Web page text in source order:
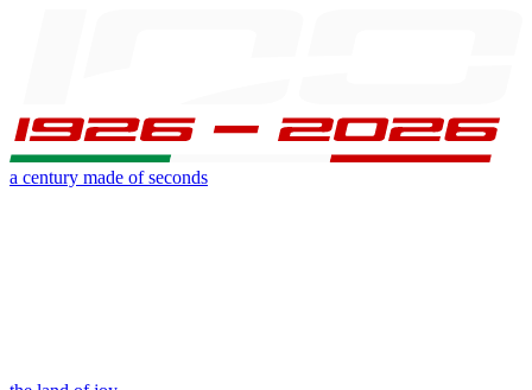
a century made of seconds